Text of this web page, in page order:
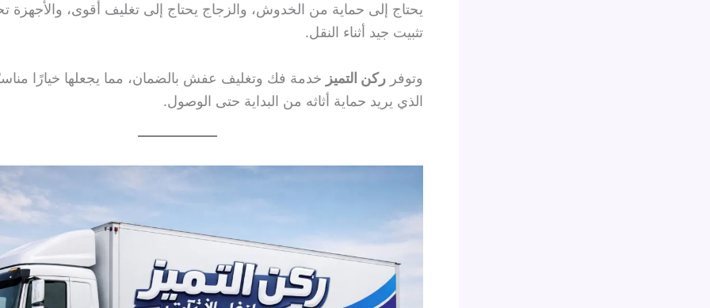
يحتاج إلى حماية من الخدوش، والزجاج يحتاج إلى تغليف أقوى، والأجهزة
تثبيت جيد أثناء النقل.
وتوفر ركن التميز خدمة فك وتغليف عفش بالضمان، مما يجعلها خيارًا
الذي يريد حماية أثاثه من البداية حتى الوصول.